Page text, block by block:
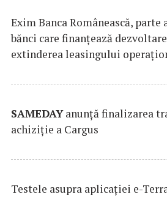
Exim Banca Românească,
bănci care finanțează
extinderea leasingului
SAMEDAYanunță finalizarea
achiziție a Cargus
Testele asupra aplicaţiei e-